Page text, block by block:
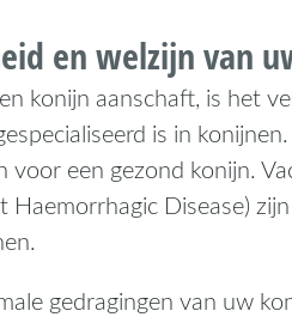
en welzijn van
konijn aanschaft, is het
is in
voor een gezond konijn.
Haemorrhagic Disease)
gedragingen van uw